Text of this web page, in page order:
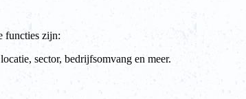
functies zijn:
sector, bedrijfsomvang en meer.